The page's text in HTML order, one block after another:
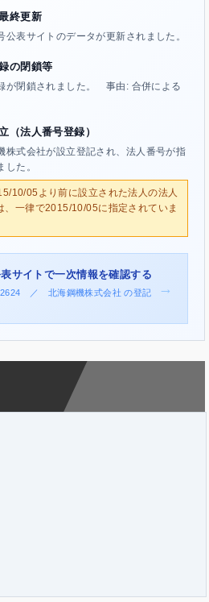
終更新
公表サイトのデータが更新されました。
の閉鎖等
が閉鎖されました。 事由: 合併による
（法人番号登録）
株式会社が設立登記され、法人番号が指
した。
10/05より前に設立された法人の法人
、一律で2015/10/05に指定されていま
サイトで一次情報を確認する
／ 北海鋼機株式会社 の登記
→